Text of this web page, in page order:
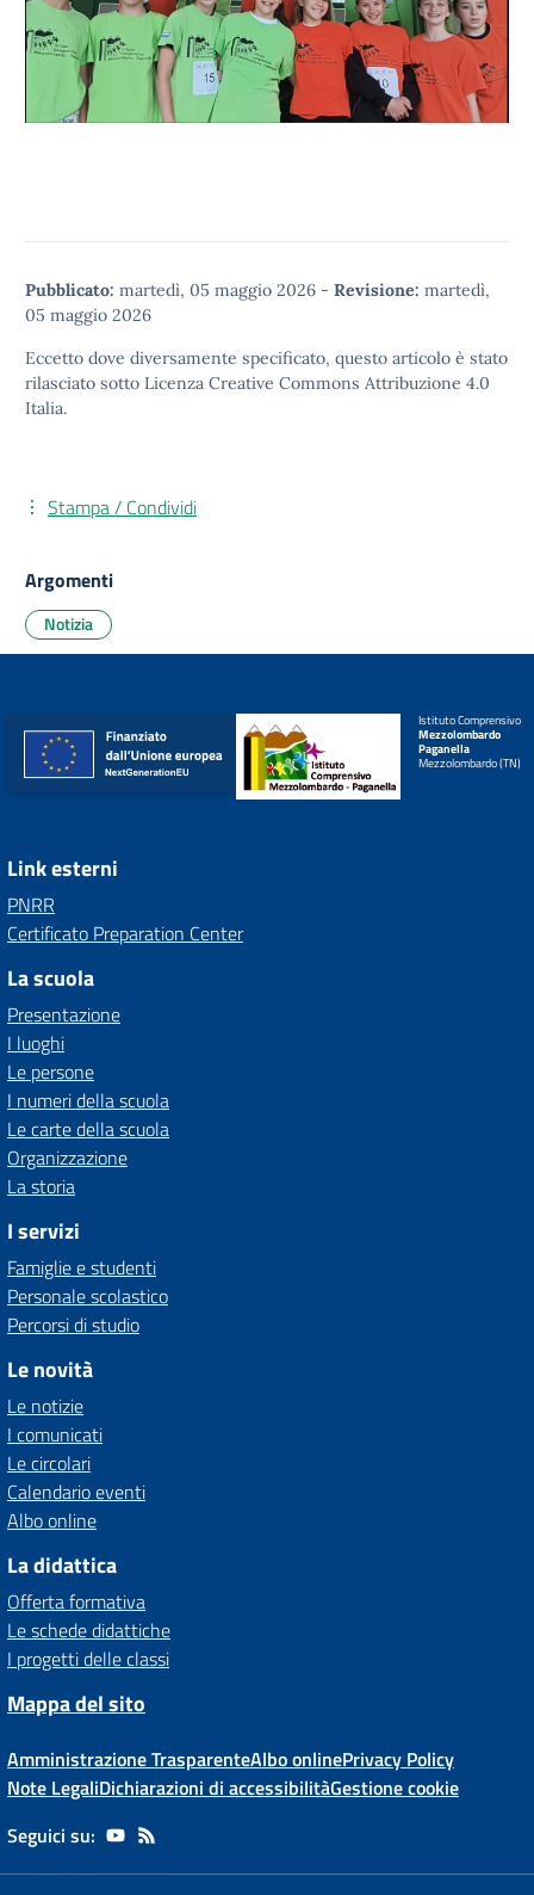
Pubblicato: martedì, 05 maggio 2026 - Revisione: martedì,
05 maggio 2026
Eccetto dove diversamente specificato, questo articolo è stato
rilasciato sotto Licenza Creative Commons Attribuzione 4.0
Italia.
Stampa / Condividi
Argomenti
Notizia
Istituto Comprensivo
Mezzolombardo
Paganella
Mezzolombardo (TN)
Link esterni
PNRR
Certificato Preparation Center
La scuola
Presentazione
I luoghi
Le persone
I numeri della scuola
Le carte della scuola
Organizzazione
La storia
I servizi
Famiglie e studenti
Personale scolastico
Percorsi di studio
Le novità
Le notizie
I comunicati
Le circolari
Calendario eventi
Albo online
La didattica
Offerta formativa
Le schede didattiche
I progetti delle classi
Mappa del sito
Amministrazione TrasparenteAlbo onlinePrivacy Policy
Note LegaliDichiarazioni di accessibilitàGestione cookie
Seguici su: